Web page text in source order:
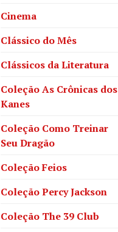
Cinema
Clássico do Mês
Clássicos da Literatura
Coleção As Crônicas dos
Kanes
Coleção Como Treinar
Seu Dragão
Coleção Feios
Coleção Percy Jackson
Coleção The 39 Club